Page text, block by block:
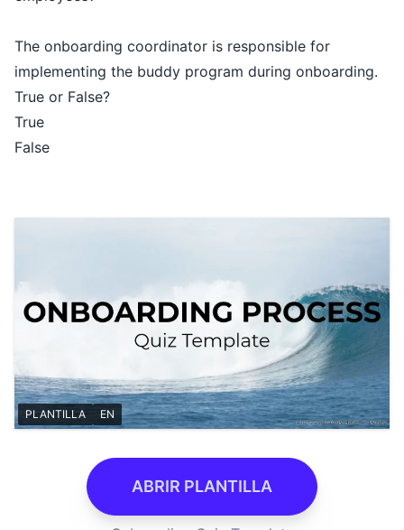
The onboarding coordinator is responsible for
implementing the buddy program during onboarding.
True or False?
True
False
PLANTILLA EN
ABRIR PLANTILLA